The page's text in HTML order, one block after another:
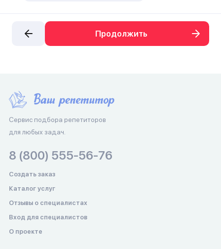
Продолжить
Сервис подбора репетиторов
для любых задач.
Создать заказ
Каталог услуг
Отзывы о специалистах
Вход для специалистов
О проекте
8 (800) 555-56-76